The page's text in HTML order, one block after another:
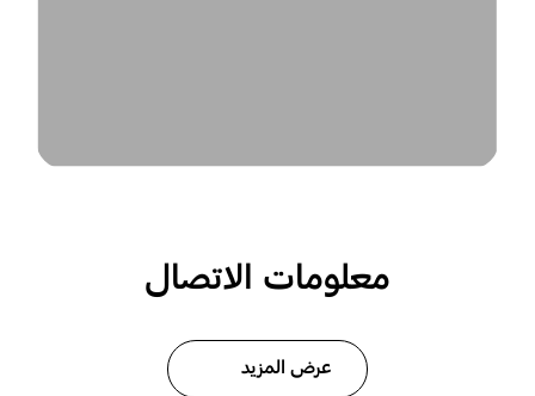
معلومات الاتصال
عرض المزيد